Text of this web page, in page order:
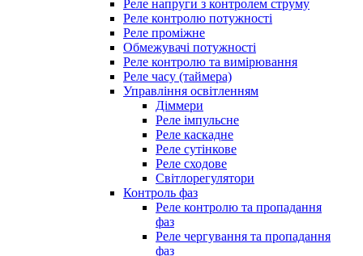
Реле напруги з контролем струму
Реле контролю потужності
Реле проміжне
Обмежувачі потужності
Реле контролю та вимірювання
Реле часу (таймера)
Управління освітленням
Діммери
Реле імпульсне
Реле каскадне
Реле сутінкове
Реле сходове
Світлорегулятори
Контроль фаз
Реле контролю та пропадання
фаз
Реле чергування та пропадання
фаз